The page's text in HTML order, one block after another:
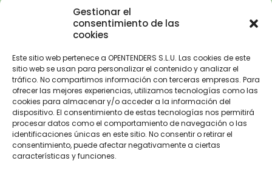
Gestionar el
consentimiento de las
cookies
Este sitio web pertenece a OPENTENDERS S.L.U. Las cookies de este
sitio web se usan para personalizar el contenido y analizar el
tráfico. No compartimos información con terceras empresas. Para
ofrecer las mejores experiencias, utilizamos tecnologías como las
cookies para almacenar y/o acceder a la información del
dispositivo. El consentimiento de estas tecnologías nos permitirá
procesar datos como el comportamiento de navegación o las
identificaciones únicas en este sitio. No consentir o retirar el
consentimiento, puede afectar negativamente a ciertas
características y funciones.
Avda. de la Innovación, 6
41020 Sevilla
Aviso Legal–Política de Privacidad–Política de Cookies –Trabaja con
nosotros
OPENTENDERS, S.L. ha recibido una ayuda de 2900€ para
electrificación del parque automovilístico dentro del Programa de